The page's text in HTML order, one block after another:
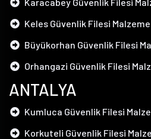
Keles Güvenlik Filesi Malzeme
Büyükorhan Güvenlik Filesi
Orhangazi Güvenlik Filesi
ANTALYA
Kumluca Güvenlik Filesi
Korkuteli Güvenlik Filesi